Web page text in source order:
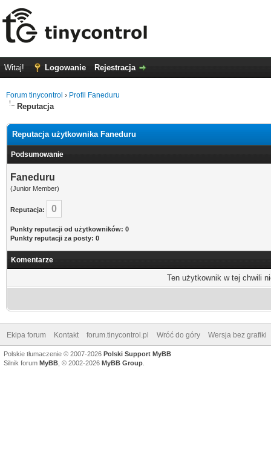
Witaj! Logowanie Rejestracja
Forum tinycontrol › Profil Faneduru
Reputacja
Reputacja użytkownika Faneduru
Podsumowanie
Faneduru
(Junior Member)
Reputacja: 0
Punkty reputacji od użytkowników: 0
Punkty reputacji za posty: 0
Komentarze
Ten użytkownik w tej chwili
Ekipa forum Kontakt forum.tinycontrol.pl Wróć do góry Wersja bez grafiki
Polskie tłumaczenie © 2007-2026 Polski Support MyBB
Silnik forum MyBB , © 2002-2026 MyBB Group